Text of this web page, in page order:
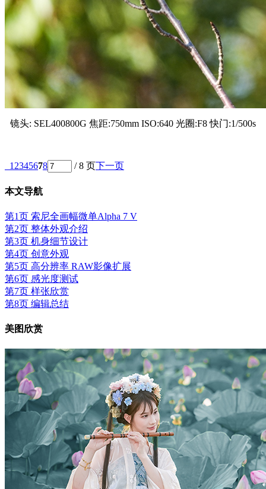
镜头: SEL400800G 焦距:750mm ISO:640 光圈:F8 快门:1/500s
12345678 / 8 页下一页
本文导航
第1页 索尼全画幅微单Alpha 7 V
第2页 整体外观介绍
第3页 机身细节设计
第4页 创意外观
第5页 高分辨率 RAW影像扩展
第6页 感光度测试
第7页 样张欣赏
第8页 编辑总结
美图欣赏